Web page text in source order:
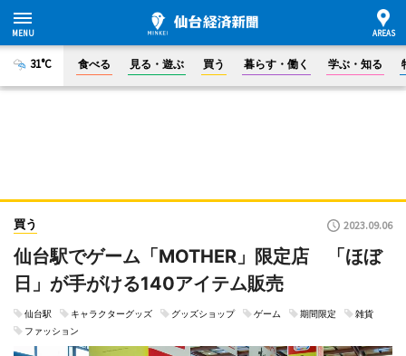
31°C 食べる 見る・遊ぶ 買う 暮らす・働く 学ぶ・知る
買う 2023.09.06
仙台駅でゲーム「MOTHER」限定店 「ほぼ
日」が手がける140アイテム販売
仙台駅 キャラクターグッズ グッズショップ ゲーム 期間限定
雑貨
ファッション